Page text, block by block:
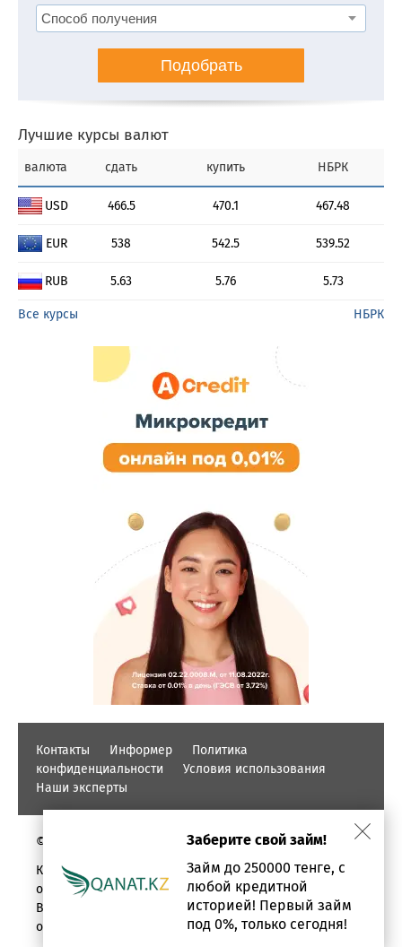
Подобрать
Лучшие курсы валют
валюта сдать купить НБРК
USD 466.5 470.1 467.48
EUR 538 542.5 539.52
RUB 5.63 5.76 5.73
Все курсы НБРК
Контакты Информер
Политика
конфиденциальности
Условия использования
Наши эксперты
© PROFINZ.KZ
Казахстан, г. Алматы, проспект Аль-фараби, дом 17,
офис 1602
Вся информация о кредитах и займах предоставлена в
ознакомительных целях.
Заберите свой займ!
Займ до 250000 тенге, с
любой кредитной
историей! Первый займ
под 0%, только сегодня!